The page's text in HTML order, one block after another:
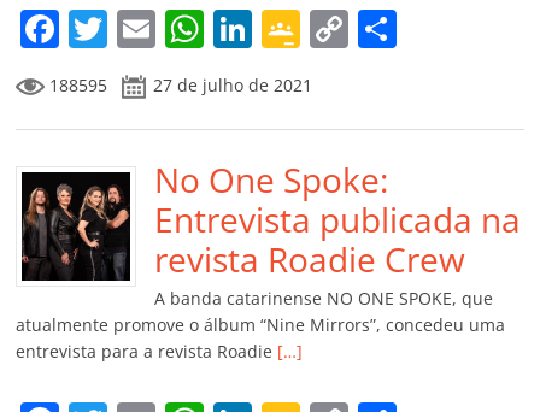
m
F
a
c
e
b
o
o
k
T
w
itt
er
E
m
ai
l
W
h
at
s
A
p
p
Li
n
k
e
dI
n
G
o
o
gl
e
Cl
a
ss
ro
o
C
y
Li
n
k
p
til
h
ar
188595 27 de julho de 2021
No One Spoke:
Entrevista publicada na
revista Roadie Crew
A banda catarinense NO ONE SPOKE, que
atualmente promove o álbum “Nine Mirrors”, concedeu uma
entrevista para a revista Roadie […]